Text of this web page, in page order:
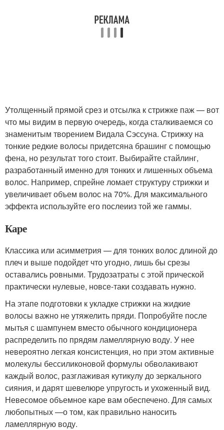
Утолщенный прямой срез и отсылка к стрижке паж — вот
что мы видим в первую очередь, когда сталкиваемся со
знаменитым творением Видала Сэссуна. Стрижку на
тонкие редкие волосы придетсяна брашинг с помощью
фена, но результат того стоит. Выбирайте стайлинг,
разработанный именно для тонких и лишенных объема
волос. Например, спрейне ломает структуру стрижки и
увеличивает объем волос на 70%. Для максимального
эффекта используйте его послеииз той же гаммы.
Каре
Классика или асимметрия — для тонких волос длиной до
плеч и выше подойдет что угодно, лишь бы срезы
оставались ровными. Трудозатраты с этой прической
практически нулевые, новсе-таки создавать нужно.
На этапе подготовки к укладке стрижки на жидкие
волосы важно не утяжелить пряди. Попробуйте после
мытья с шампунем вместо обычного кондиционера
распределить по прядям ламеллярную воду. У нее
невероятно легкая консистенция, но при этом активные
молекулы бессиликоновой формулы обволакивают
каждый волос, разглаживая кутикулу до зеркального
сияния, и дарят шевелюре упругость и ухоженный вид.
Невесомое объемное каре вам обеспечено. Для самых
любопытных —о том, как правильно наносить
ламеллярную воду.